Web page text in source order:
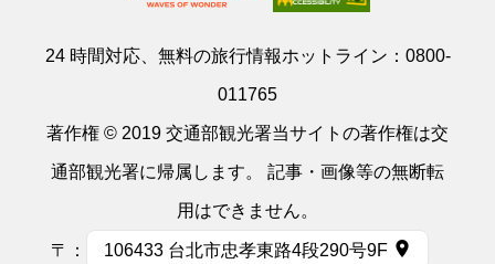
24 時間対応、無料の旅行情報ホットライン： 0800-
011765
著作権 © 2019 交通部観光署当サイトの著作権は交
通部観光署に帰属します。 記事・画像等の無断転
用はできません。
〒： 106433 台北市忠孝東路4段290号9F